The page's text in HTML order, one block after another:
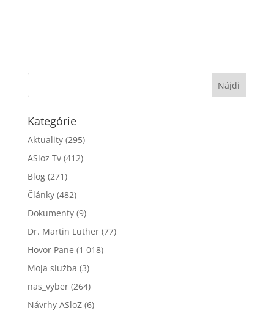
Kategórie
Aktuality(295)
ASloz Tv(412)
Blog(271)
Články(482)
Dokumenty(9)
Dr. Martin Luther(77)
Hovor Pane (1 018)
Moja služba (3)
nas_vyber(264)
Návrhy ASloZ(6)